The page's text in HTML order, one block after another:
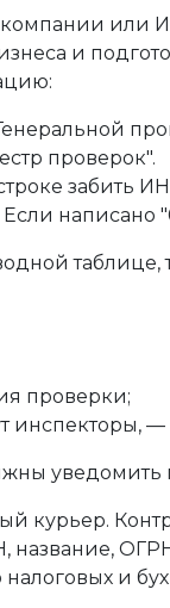
или
и
проверок".
забить
Если
проверки;
уведомить
курьер.
название,
налоговых и